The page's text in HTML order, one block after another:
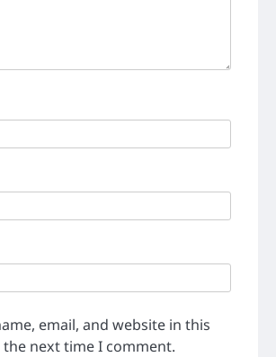
email, and website in this
next time I comment.